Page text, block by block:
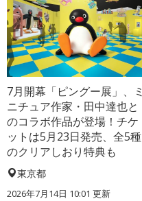
7月開幕「ピングー展」、ミ
ニチュア作家・田中達也と
のコラボ作品が登場！チケ
ットは5月23日発売、全5種
のクリアしおり特典も
東京都
2026年7月14日 10:01 更新